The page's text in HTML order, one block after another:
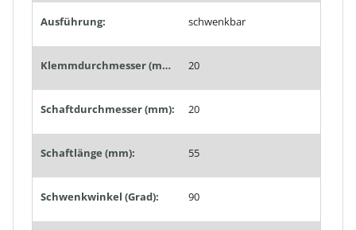
Ausführung: schwenkbar
Klemmdurchmesser (mm): 20
Schaftdurchmesser (mm): 20
Schaftlänge (mm): 55
Schwenkwinkel (Grad): 90